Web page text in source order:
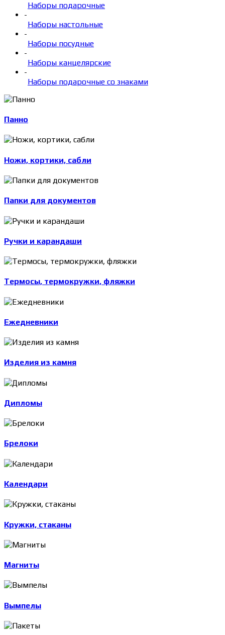
Наборы подарочные
-
Наборы настольные
-
Наборы посудные
-
Наборы канцелярские
-
Наборы подарочные со знаками
Панно
Ножи, кортики, сабли
Папки для документов
Ручки и карандаши
Термосы, термокружки, фляжки
Ежедневники
Изделия из камня
Дипломы
Брелоки
Календари
Кружки, стаканы
Магниты
Вымпелы